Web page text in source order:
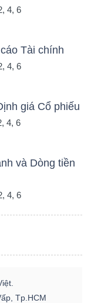
4, 6
Tài chính
4, 6
giá Cổ phiếu
4, 6
và Dòng tiền
4, 6
Tp.HCM